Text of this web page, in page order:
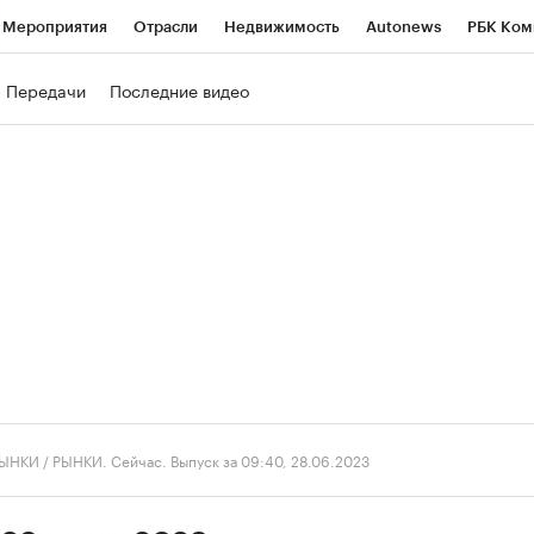
Мероприятия Отрасли Недвижимость Autonews РБК
Передачи Последние видео
/ РЫНКИ. Сейчас. Выпуск за 09:40, 28.06.2023